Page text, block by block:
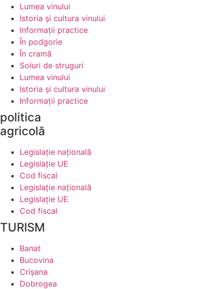
Lumea vinului
Istoria şi cultura vinului
Informaţii practice
În podgorie
În cramă
Soiuri de struguri
Lumea vinului
Istoria şi cultura vinului
Informaţii practice
politica
agricolă
Legislaţie naţională
Legislaţie UE
Cod fiscal
Legislaţie naţională
Legislaţie UE
Cod fiscal
TURISM
Banat
Bucovina
Crişana
Dobrogea